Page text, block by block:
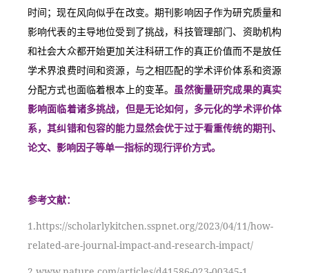
时间；现在风向似乎在改变。期刊影响因子作为研究质量和
影响代表的主导地位受到了挑战，科技管理部门、资助机构
和社会大众都开始更加关注科研工作的真正价值而不是放任
学术界浪费时间和资源，与之相匹配的学术评价体系和资源
分配方式也面临着根本上的变革。 虽然衡量研究成果的真实
影响面临着诸多挑战，但是无论如何，多元化的学术评价体
系，其纠错和包容的能力显然会优于过于看重传统的期刊、
论文、影响因子等单一指标的现行评价方式。
参考文献：
1.https://scholarlykitchen.sspnet.org/2023/04/11/how-
related-are-journal-impact-and-research-impact/